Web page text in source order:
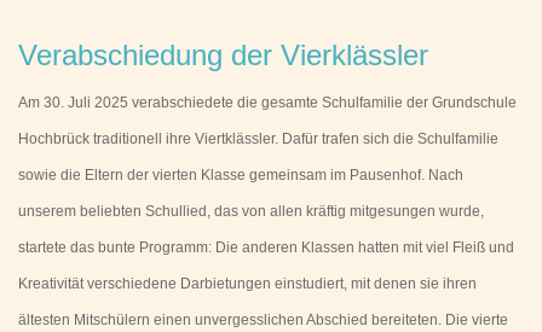
Verabschiedung der Vierklässler
Am 30. Juli 2025 verabschiedete die gesamte Schulfamilie der Grundschule
Hochbrück traditionell ihre Viertklässler. Dafür trafen sich die Schulfamilie
sowie die Eltern der vierten Klasse gemeinsam im Pausenhof. Nach
unserem beliebten Schullied, das von allen kräftig mitgesungen wurde,
startete das bunte Programm: Die anderen Klassen hatten mit viel Fleiß und
Kreativität verschiedene Darbietungen einstudiert, mit denen sie ihren
ältesten Mitschülern einen unvergesslichen Abschied bereiteten. Die vierte